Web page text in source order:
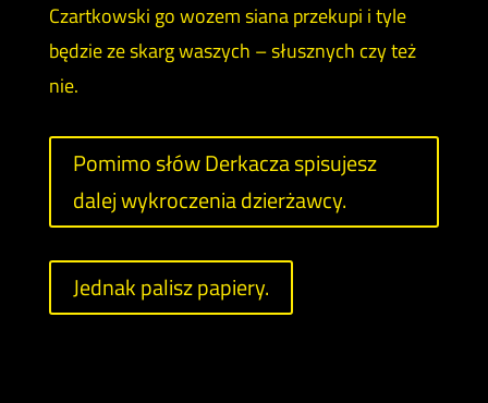
Czartkowski go wozem siana przekupi i tyle
będzie ze skarg waszych – słusznych czy też
nie.
Pomimo słów Derkacza spisujesz
dalej wykroczenia dzierżawcy.
Jednak palisz papiery.